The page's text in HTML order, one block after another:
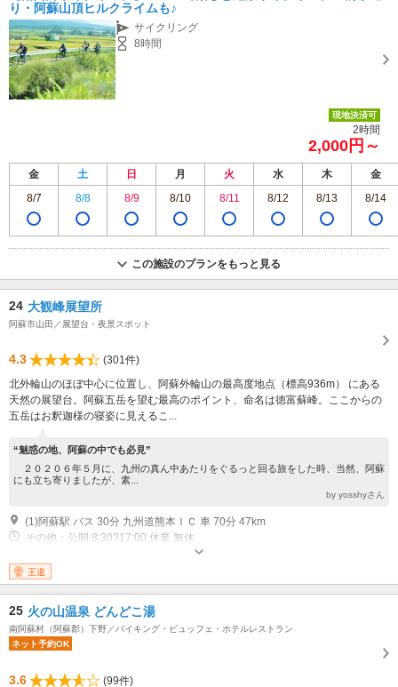
り・阿蘇山頂ヒルクライムも♪
サイクリング
8時間
現地決済可
2時間
2,000円～
金 土 日 月 火 水 木
金
8/7
8/8 8/9 8/10 8/11 8/12 8/13 8/14
この施設のプランをもっと見る
24 大観峰展望所
阿蘇市山田／展望台・夜景スポット
4.3
(301件)
北外輪山のほぼ中心に位置し、阿蘇外輪山の最高度地点（標高936m） にある
天然の展望台。阿蘇五岳を望む最高のポイント、命名は徳富蘇峰。ここからの
五岳はお釈迦様の寝姿に見えるこ...
“魅惑の地、阿蘇の中でも必見”
２０２０６年５月に、九州の真ん中あたりをぐるっと回る旅をした時、当然、阿蘇
にも立ち寄りましたが、素...
by yosshyさん
(1)阿蘇駅 バス 30分 九州道熊本ＩＣ 車 70分 47km
その他：公開 8:30?17:00 休業 無休
王道
25 火の山温泉 どんどこ湯
南阿蘇村（阿蘇郡）下野／バイキング・ビュッフェ・ホテルレストラン
ネット予約OK
3.6
(99件)